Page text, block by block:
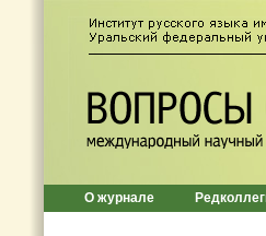
О журнале